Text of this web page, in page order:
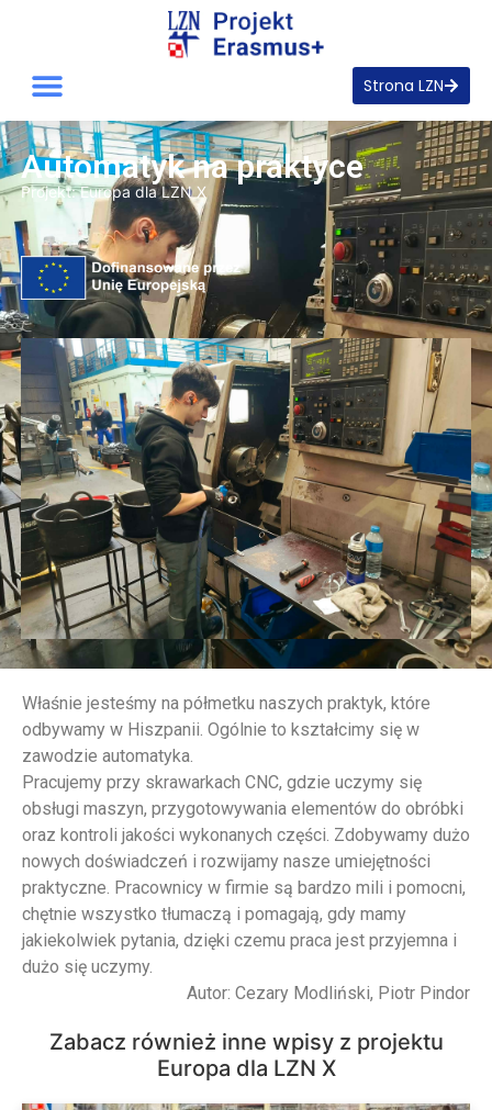
Strona LZN
Automatyk na praktyce
Projekt:Europa dla LZN X
Właśnie jesteśmy na półmetku naszych praktyk, które
odbywamy w Hiszpanii. Ogólnie to kształcimy się w
zawodzie automatyka.
Pracujemy przy skrawarkach CNC, gdzie uczymy się
obsługi maszyn, przygotowywania elementów do obróbki
oraz kontroli jakości wykonanych części. Zdobywamy dużo
nowych doświadczeń i rozwijamy nasze umiejętności
praktyczne. Pracownicy w firmie są bardzo mili i pomocni,
chętnie wszystko tłumaczą i pomagają, gdy mamy
jakiekolwiek pytania, dzięki czemu praca jest przyjemna i
dużo się uczymy.
Autor: Cezary Modliński, Piotr Pindor
Zabacz również inne wpisy z projektu
Europa dla LZN X